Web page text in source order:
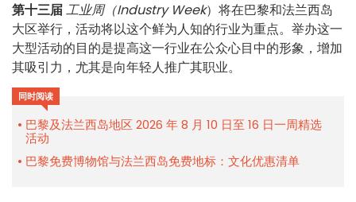
第十三届工业周（Industry Week）将在巴黎和法兰西岛
大区举行，活动将以这个鲜为人知的行业为重点。举办这一
大型活动的目的是提高这一行业在公众心目中的形象，增加
其吸引力，尤其是向年轻人推广其职业。
同时阅读
巴黎及法兰西岛地区 2026 年 8 月 10 日至 16 日一周精选
活动
巴黎免费博物馆与法兰西岛免费地标：文化优惠清单